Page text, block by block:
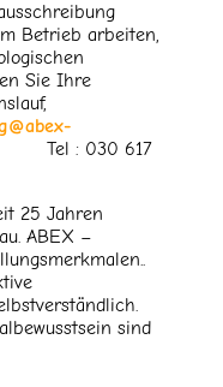
Betrieb arbeiten,
Sie Ihre
: 030 617
25 Jahren
ABEX –
sind